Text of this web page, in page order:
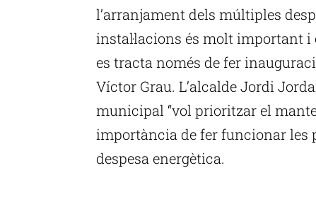
l’arranjament dels múltiples
instal·lacions és molt important
es tracta només de fer
Víctor Grau. L’alcalde Jordi
municipal “vol prioritzar el
importància de fer funcionar les
despesa energètica.